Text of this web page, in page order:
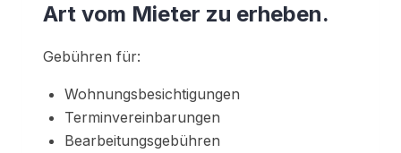
Art vom Mieter zu erheben.
Gebühren für:
Wohnungsbesichtigungen
Terminvereinbarungen
Bearbeitungsgebühren